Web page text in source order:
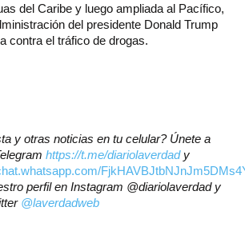
del Caribe y luego ampliada al Pacífico,
del presidente Donald Trump
contra el tráfico de drogas.
y otras noticias en tu celular? Únete a
https://t.me/diariolaverdady
perfil en Instagram @diariolaverdady
@laverdadweb